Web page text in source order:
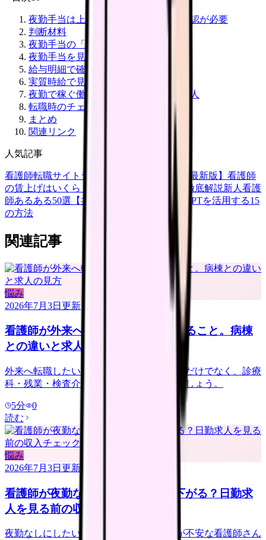
夜勤手当は上がる可能性があるが、確認が必要
判断材料
夜勤手当の「上がった」を分解する
夜勤手当を見る3つの軸
給与明細で確認する項目
実質時給で見る
夜勤で稼ぐ働き方が向く人・向かない人
転職時のチェック
まとめ
関連リンク
人気記事
看護師転職サイトランキングTOP5【2026年最新版】 看護師
の賃上げはいくら？2026年度の最新情報を徹底解説新人看護
師あるある50選【共感必至】
看護師がChatGPTを活用する15
の方法
関連記事
悩み
2026年7月3日 更新
看護師が外来へ転職する前に確認すること。病棟
との違いと求人の見方
外来へ転職したい看護師さんへ。夜勤なしだけでなく、診療
科・残業・検査介助・土曜勤務を確認しましょう。
5分
0
読む
悩み
2026年7月3日 更新
看護師が夜勤なしにすると給料は下がる？日勤求
人を見る前の収入チェック
夜勤なしにしたいけれど給料が下がるのが不安な看護師さん